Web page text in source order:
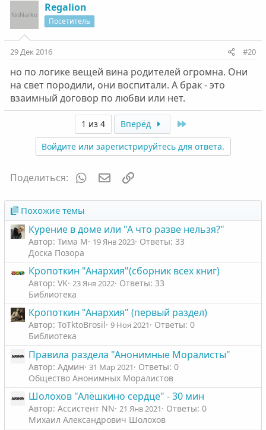
Regalion
Посетитель
29 Дек 2016 #20
но по логике вещей вина родителей огромна. Они
на свет породили, они воспитали. А брак - это
взаимный договор по любви или нет.
1 из 4 Вперёд
Войдите или зарегистрируйтесь для ответа.
Поделиться: WhatsAppЭлектронная почта
Похожие темы
Курение в доме или "А что разве нельзя?"
Автор: Тима М 19 Янв 2023 Ответы: 33
Доска Позора
Кропоткин "Анархия"(сборник всех книг)
Автор: VK 23 Янв 2022 Ответы: 33
Библиотека
Кропоткин "Анархия" (первый раздел)
Автор: ToTktoBrosil 9 Ноя 2021
Ответы: 0
Библиотека
Правила раздела "Анонимные Моралисты"
Автор: Админ 31 Мар 2021
Ответы: 0
Общество Анонимных Моралистов
Шолохов "Алёшкино сердце" - 30 мин
Автор: Ассистент NN 21 Янв 2021
Ответы: 0
Михаил Александрович Шолохов